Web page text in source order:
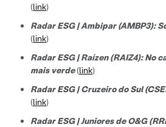
(link)
Radar ESG | Ambipar (AMBP3):
(link)
Radar ESG | Raízen (RAIZ4): No
mais verde(link)
Radar ESG | Cruzeiro do Sul
(link)
Radar ESG | Juniores de O&G